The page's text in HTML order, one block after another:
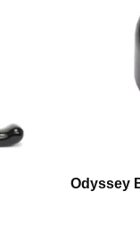
Odyssey